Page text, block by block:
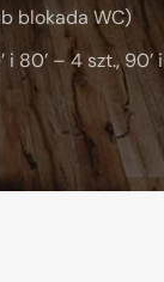
blokada WC)
80’ – 4 szt., 90’ i